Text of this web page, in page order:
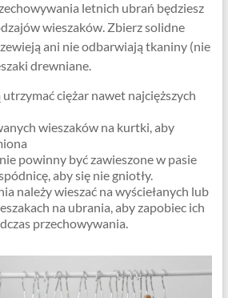
letnich ubrań będziesz
wieszaków. Zbierz solidne
ani nie odbarwiają tkaniny (nie
drewniane.
ciężar nawet najcięższych
wieszaków na kurtki, aby
powinny być zawieszone w pasie
aby się nie gniotły.
należy wieszać na wyściełanych lub
na ubrania, aby zapobiec ich
przechowywania.